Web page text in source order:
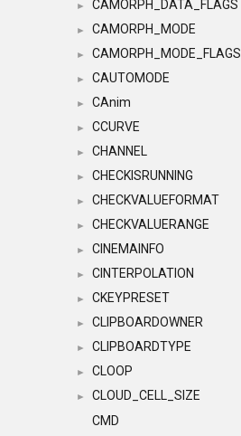
► CAMORPH_DATA_FLAGS
► CAMORPH_MODE
► CAMORPH_MODE_FLAGS
► CAUTOMODE
► CAnim
► CCURVE
► CHANNEL
► CHECKISRUNNING
► CHECKVALUEFORMAT
► CHECKVALUERANGE
► CINEMAINFO
► CINTERPOLATION
► CKEYPRESET
► CLIPBOARDOWNER
► CLIPBOARDTYPE
► CLOOP
►
CLOUD_CELL_SIZE
CMD